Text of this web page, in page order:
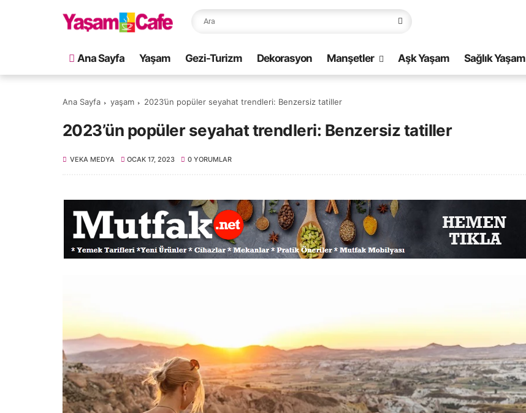
Ana Sayfa Yaşam Gezi-Turizm Dekorasyon Manşetler Aşk Yaşam Sağlık Yaşam
Ana Sayfa yaşam 2023’ün popüler seyahat trendleri: Benzersiz tatiller
2023’ün popüler seyahat trendleri: Benzersiz tatiller
VEKA MEDYA OCAK 17, 2023 0 YORUMLAR